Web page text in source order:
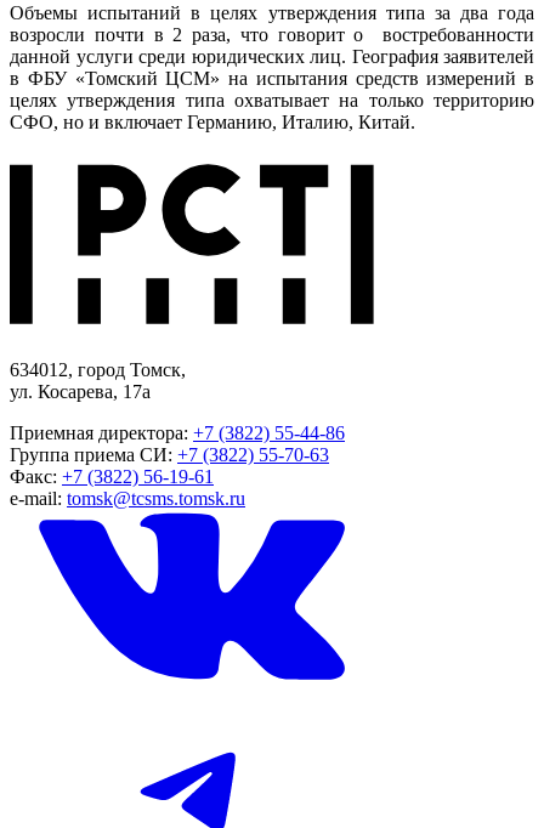
Объемы испытаний в целях утверждения типа за два года
возросли почти в 2 раза, что говорит о востребованности
данной услуги среди юридических лиц. География заявителей
в ФБУ «Томский ЦСМ» на испытания средств измерений в
целях утверждения типа охватывает на только территорию
СФО, но и включает Германию, Италию, Китай.
634012, город Томск,
ул. Косарева, 17а
Приемная директора: +7 (3822) 55-44-86
Группа приема СИ: +7 (3822) 55-70-63
Факс: +7 (3822) 56-19-61
e-mail: tomsk@tcsms.tomsk.ru